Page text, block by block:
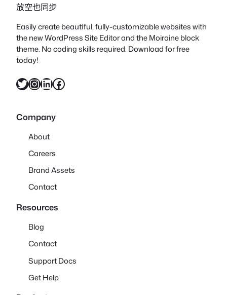
放空也同步
Easily create beautiful, fully-customizable websites with
the new WordPress Site Editor and the Moiraine block
theme. No coding skills required. Download for free
today!
X InstagramLinkedIn Facebook
Company
About
Careers
Brand Assets
Contact
Resources
Blog
Contact
Support Docs
Get Help